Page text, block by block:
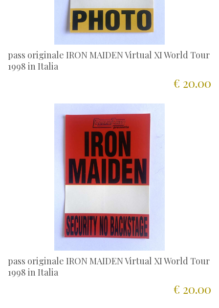
pass originale IRON MAIDEN Virtual XI World Tour
1998 in Italia
€ 20.00
pass originale IRON MAIDEN Virtual XI World Tour
1998 in Italia
€ 20.00